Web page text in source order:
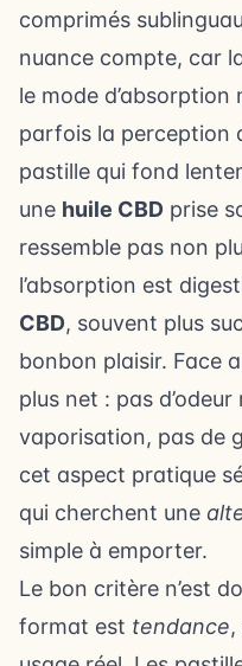
comprimés
nuance compte, car
le mode d’absorption
parfois la perception
pastille qui fond
une huile CBD prise
ressemble pas non
l’absorption est
CBD, souvent plus
bonbon plaisir. Face
plus net : pas
vaporisation, pas de
cet aspect pratique
qui cherchent une
simple à emporter.
Le bon critère n’est
format est tendance